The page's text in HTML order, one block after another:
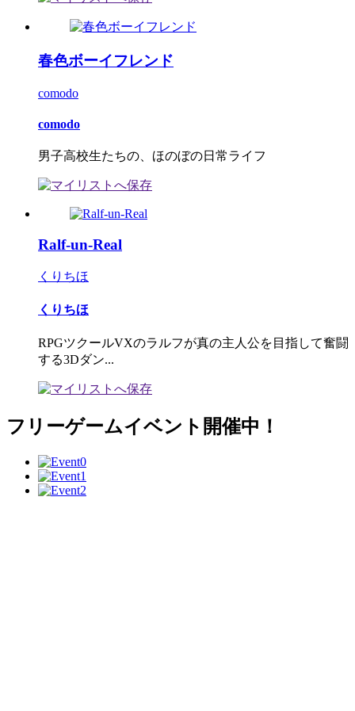
春色ボーイフレンド
comodo
comodo
男子高校生たちの、ほのぼの日常ライフ
Ralf-un-Real
くりちほ
くりちほ
RPGツクールVXのラルフが真の主人公を目指して奮闘
する3Dダン...
フリーゲームイベント開催中！